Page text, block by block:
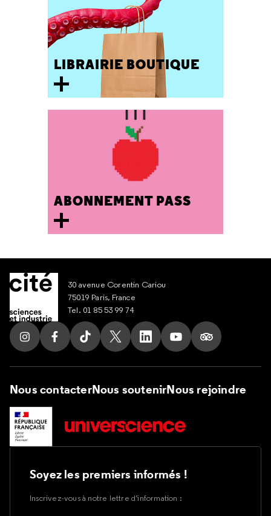
LIBRAIRIE BOUTIQUE
ABONNEMENT PASS
30 avenue Corentin Cariou
75019 Paris, France
Tel. 01 85 53 99 74
Suivez nous sur Instagram
Suivez nous sur Facebook
Suivez nous sur Tik Tok
Suivez nous sur X
Suivez nous sur LinkedIn
Suivez nous sur
Suivez nous
Nous contacterNous soutenirNous rejoindre
Soyez les premiers informés !
Inscrivez-vous à notre lettre d’information :